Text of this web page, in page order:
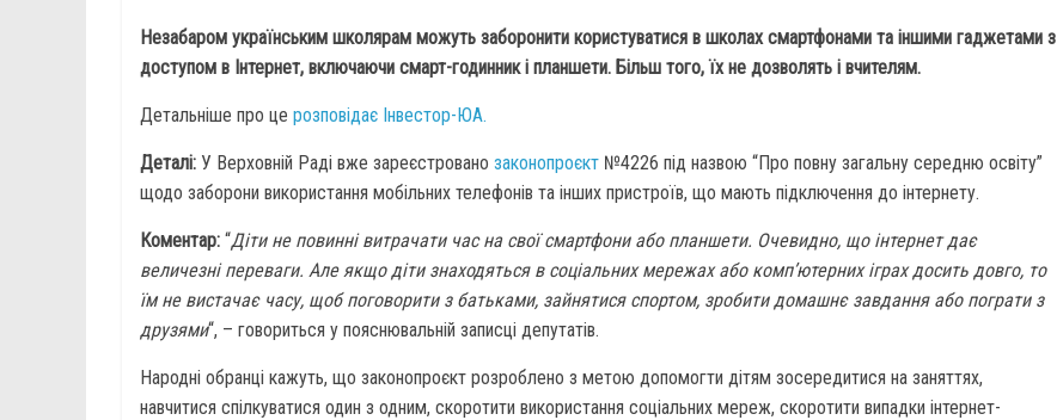
Незабаром українським школярам можуть заборонити користуватися в школах смартфонами та іншими гаджетами з
доступом в Інтернет, включаючи смарт-годинник і планшети. Більш того, їх не дозволять і вчителям.
Детальніше про це розповідає Інвестор-ЮА.
Деталі: У Верховній Раді вже зареєстровано законопроєкт №4226 під назвою “Про повну загальну середню освіту”
щодо заборони використання мобільних телефонів та інших пристроїв, що мають підключення до інтернету.
Коментар: “Діти не повинні витрачати час на свої смартфони або планшети. Очевидно, що інтернет дає
величезні переваги. Але якщо діти знаходяться в соціальних мережах або комп’ютерних іграх досить довго, то
їм не вистачає часу, щоб поговорити з батьками, зайнятися спортом, зробити домашнє завдання або пограти з
друзями“, – говориться у пояснювальній записці депутатів.
Народні обранці кажуть, що законопроєкт розроблено з метою допомогти дітям зосередитися на заняттях,
навчитися спілкуватися один з одним, скоротити використання соціальних мереж, скоротити випадки інтернет-